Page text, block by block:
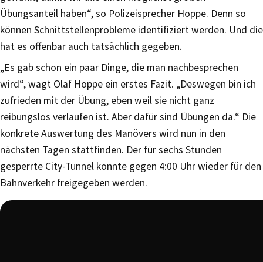
Übungsanteil haben“, so Polizeisprecher Hoppe. Denn so
können Schnittstellenprobleme identifiziert werden. Und die
hat es offenbar auch tatsächlich gegeben.
„Es gab schon ein paar Dinge, die man nachbesprechen
wird“, wagt Olaf Hoppe ein erstes Fazit. „Deswegen bin ich
zufrieden mit der Übung, eben weil sie nicht ganz
reibungslos verlaufen ist. Aber dafür sind Übungen da.“ Die
konkrete Auswertung des Manövers wird nun in den
nächsten Tagen stattfinden. Der für sechs Stunden
gesperrte City-Tunnel konnte gegen 4:00 Uhr wieder für den
Bahnverkehr freigegeben werden.